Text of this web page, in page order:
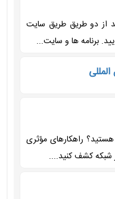
از دو طریق طریق سایت
برنامه ها و سایت...
هستید؟ راهکارهای مؤثری
شبکه کشف کنید....